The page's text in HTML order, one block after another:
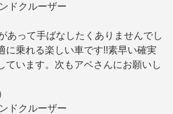
ドクルーザー
あって手ばなしたくありませんでし
に乗れる楽しい車です!!素早い確実
ています。次もアベさんにお願いし
ドクルーザー